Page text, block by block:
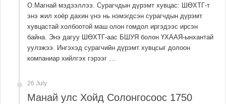
О.Магнай мэдээллээ. Сурагчдын дүрэмт хувцас: ШӨХТГ-т
энэ жил хоёр дахин үнэ нь нэмэгдсэн сурагчдын дүрэмт
хувцастай холбоотой маш олон гомдол иргэдээс ирсэн
байна. Энэ дагуу ШӨХТГ-аас БШУЯ болон ҮХААЯ-ынхантай
уулзжээ. Ингэхэд сурагчийн дүрэмт хувцсыг долоон
компаниар хийлгэх гэрээг …
26 July
Манай улс Хойд Солонгосоос 1750